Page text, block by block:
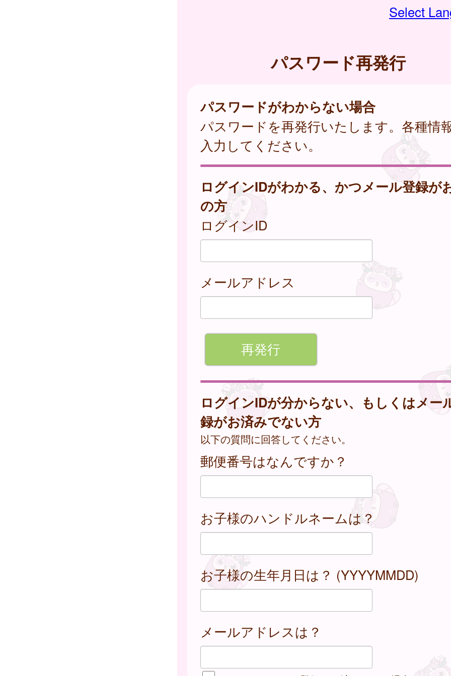
Select
パスワード再発行
パスワードがわからない場合
パスワードを再発行いたします。各種情
入力してください。
ログインIDがわかる、かつメール登録が
の方
ログインID
メールアドレス
ログインIDが分からない、もしくはメー
録がお済みでない方
以下の質問に回答してください。
郵便番号はなんですか？
お子様のハンドルネームは？
お子様の生年月日は？ (YYYYMMDD)
メールアドレスは？